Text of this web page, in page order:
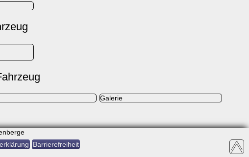
Galerie
Barrierefreiheit